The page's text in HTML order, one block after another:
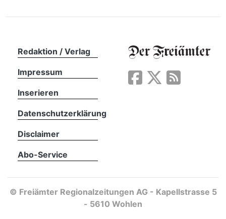
Redaktion / Verlag
Impressum
Inserieren
Datenschutzerklärung
Disclaimer
Abo-Service
© Freiämter Regionalzeitungen AG - Kapellstrasse 5
- 5610 Wohlen